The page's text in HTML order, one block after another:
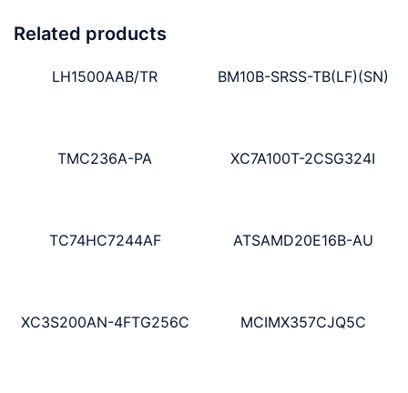
Related products
LH1500AAB/TR BM10B-SRSS-TB(LF)(SN)
TMC236A-PA XC7A100T-2CSG324I
TC74HC7244AF ATSAMD20E16B-AU
XC3S200AN-4FTG256C MCIMX357CJQ5C